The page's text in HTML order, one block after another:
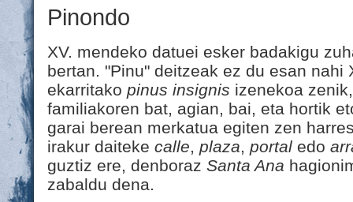
Pinondo
XV. mendeko datuei esker badakigu
bertan. "Pinu" deitzeak ez du esan nahi
ekarritako pinus insignis izenekoa
familiakoren bat, agian, bai, eta hortik
garai berean merkatua egiten zen
irakur daiteke calle, plaza, portal edo
guztiz ere, denboraz Santa Ana
zabaldu dena.